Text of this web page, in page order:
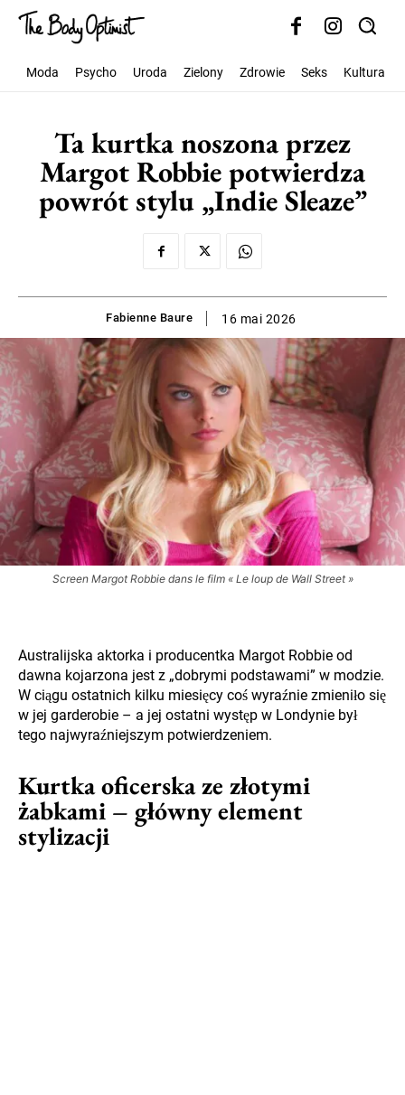
Moda Psycho Uroda Zielony Zdrowie Seks Kultura
Ta kurtka noszona przez
Margot Robbie potwierdza
powrót stylu „Indie Sleaze”
Fabienne Baure 16 mai 2026
Screen Margot Robbie dans le film « Le loup de Wall Street »
Australijska aktorka i producentka Margot Robbie od
dawna kojarzona jest z „dobrymi podstawami” w modzie.
W ciągu ostatnich kilku miesięcy coś wyraźnie zmieniło się
w jej garderobie – a jej ostatni występ w Londynie był
tego najwyraźniejszym potwierdzeniem.
Kurtka oficerska ze złotymi
żabkami – główny element
stylizacji